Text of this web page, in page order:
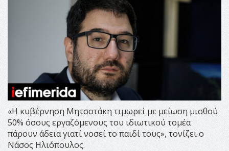
«Η κυβέρνηση Μητσοτάκη τιμωρεί με μείωση μισθού
50% όσους εργαζόμενους του ιδιωτικού τομέα
πάρουν άδεια γιατί νοσεί το παιδί τους», τονίζει ο
Νάσος Ηλιόπουλος.